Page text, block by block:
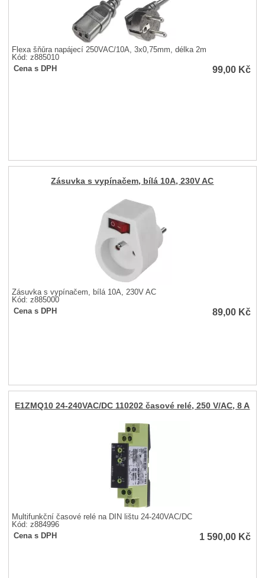
Flexa šňůra napájecí 250VAC/10A, 3x0,75mm, délka 2m
Kód: z885010
Cena s DPH
99,00 Kč
Zásuvka s vypínačem, bílá 10A, 230V AC
Zásuvka s vypínačem, bílá 10A, 230V AC
Kód: z885000
Cena s DPH
89,00 Kč
E1ZMQ10 24-240VAC/DC 110202 časové relé, 250 V/AC, 8 A
Multifunkční časové relé na DIN lištu 24-240VAC/DC
Kód: z884996
Cena s DPH
1 590,00 Kč